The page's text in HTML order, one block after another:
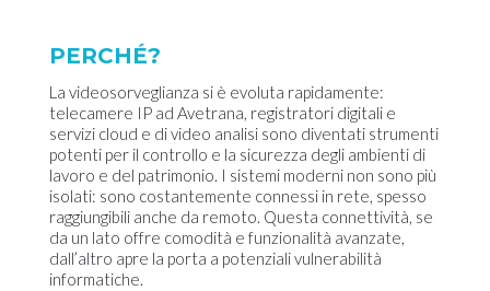
PERCHÉ?
La videosorveglianza si è evoluta rapidamente:
telecamere IP ad Avetrana, registratori digitali e
servizi cloud e di video analisi sono diventati strumenti
potenti per il controllo e la sicurezza degli ambienti di
lavoro e del patrimonio. I sistemi moderni non sono più
isolati: sono costantemente connessi in rete, spesso
raggiungibili anche da remoto. Questa connettività, se
da un lato offre comodità e funzionalità avanzate,
dall’altro apre la porta a potenziali vulnerabilità
informatiche.